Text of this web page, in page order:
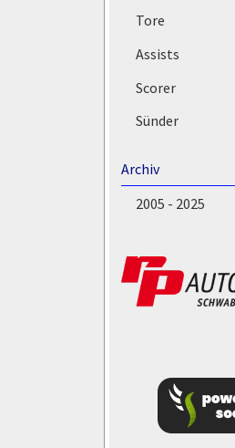
Tore
Assists
Scorer
Sünder
Archiv
2005 - 2025